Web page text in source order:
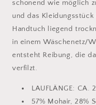
schonend wie möglich
und das
Handtuch liegend
in einem Wäschenetz/
entsteht Reibung, die
verfilzt.
LAUFLÄNGE: CA.
57% Mohair, 28%